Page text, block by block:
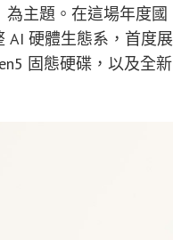
主題。在這場年度國
AI 硬體生態系，首度展
固態硬碟，以及全新